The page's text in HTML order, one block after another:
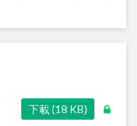
下載 (18 KB)